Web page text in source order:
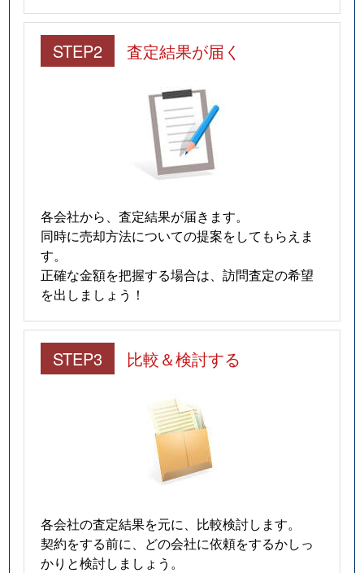
STEP2 査定結果が届く
各会社から、査定結果が届きます。
同時に売却方法についての提案をしてもらえま
す。
正確な金額を把握する場合は、訪問査定の希望
を出しましょう！
STEP3 比較＆検討する
各会社の査定結果を元に、比較検討します。
契約をする前に、どの会社に依頼をするかしっ
かりと検討しましょう。